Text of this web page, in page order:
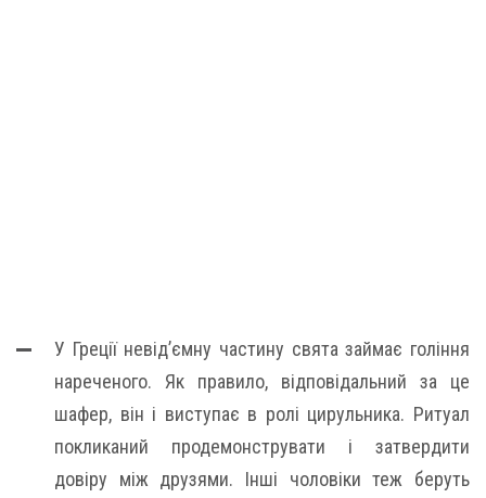
У Греції невід’ємну частину свята займає гоління
нареченого. Як правило, відповідальний за це
шафер, він і виступає в ролі цирульника. Ритуал
покликаний продемонструвати і затвердити
довіру між друзями. Інші чоловіки теж беруть